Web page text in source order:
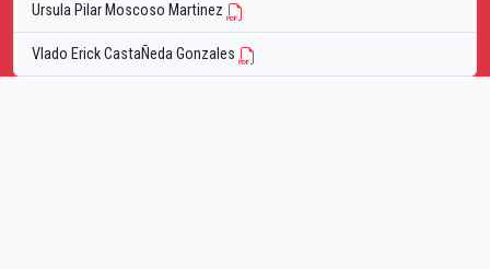
Ursula Pilar Moscoso Martinez
Vlado Erick CastaÑeda Gonzales